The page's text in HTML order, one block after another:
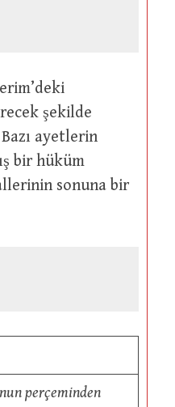
şekilde
ayetlerin
bir hüküm
sonuna bir
perçeminden